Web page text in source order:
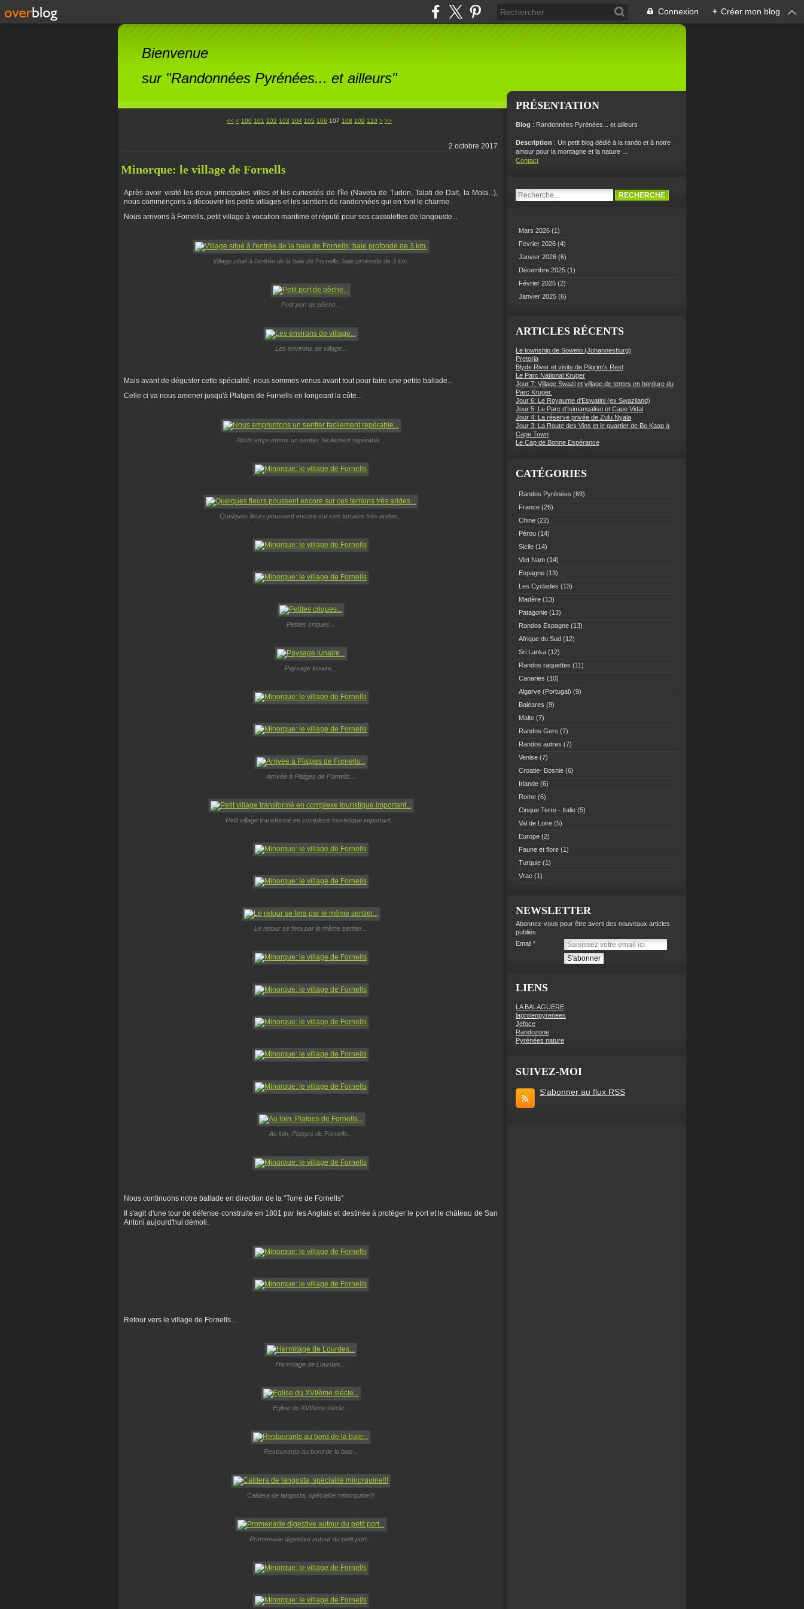
Connexion + Créer mon blog
Bienvenue
sur "Randonnées Pyrénées... et ailleurs"
<< < 100 101 102 103 104 105 106 107 108 109 110 120
130
140
150
160
170
180
190
200
300
> >>
2 octobre 2017
Minorque: le village de Fornells
Après avoir visité les deux principales villes et les curiosités de l'île (Naveta de Tudon, Talati de Dalt, la Mola...),
nous commençons à découvrir les petits villages et les sentiers de randonnées qui en font le charme .
Nous arrivons à Fornells, petit village à vocation maritime et réputé pour ses cassolettes de langouste...
Village situé à l'entrée de la baie de Fornells; baie profonde de 3 km.
Petit port de pêche...
Les environs de village...
Mais avant de déguster cette spécialité, nous sommes venus avant tout pour faire une petite ballade...
Celle ci va nous amener jusqu'à Platges de Fornells en longeant la côte...
Nous empruntons un sentier facilement repérable...
Quelques fleurs poussent encore sur ces terrains très arides...
Petites criques...
Paysage lunaire...
Arrivée à Platges de Fornells...
Petit village transformé en complexe touristique important...
Le retour se fera par le même sentier...
Au loin, Platges de Fornells...
Nous continuons notre ballade en direction de la "Torre de Fornells"
Il s'agit d'une tour de défense construite en 1801 par les Anglais et destinée à protéger le port et le château de San
Antoni aujourd'hui démoli.
Retour vers le village de Fornells...
Hermitage de Lourdes...
Eglise du XVIIème siécle...
Restaurants au bord de la baie...
Caldera de langosta, spécialité minorquine!!!
Promenade digestive autour du petit port...
PRÉSENTATION
Blog : Randonnées Pyrénées... et ailleurs
Description : Un petit blog dédié à la rando et à notre
amour pour la montagne et la nature ...
Contact
Mars 2026 (1)
Février 2026 (4)
Janvier 2026 (6)
Décembre 2025 (1)
Février 2025 (2)
Janvier 2025 (6)
ARTICLES RÉCENTS
Le township de Soweto (Johannesburg)
Pretoria
Blyde River et visite de Pilgrim's Rest
Le Parc National Kruger
Jour 7: Village Swazi et village de tentes en bordure du
Parc Kruger.
Jour 6: Le Royaume d'Eswatini (ex Swaziland)
Jour 5: Le Parc d'Isimangaliso et Cape Vidal
Jour 4: La réserve privée de Zulu Nyala
Jour 3: La Route des Vins et le quartier de Bo Kaap à
Cape Town
Le Cap de Bonne Espérance
CATÉGORIES
Randos Pyrénées (69)
France (26)
Chine (22)
Pérou (14)
Sicile (14)
Viet Nam (14)
Espagne (13)
Les Cyclades (13)
Madère (13)
Patagonie (13)
Randos Espagne (13)
Afrique du Sud (12)
Sri Lanka (12)
Randos raquettes (11)
Canaries (10)
Algarve (Portugal) (9)
Baléares (9)
Malte (7)
Randos Gers (7)
Randos autres (7)
Venise (7)
Croatie- Bosnie (6)
Irlande (6)
Rome (6)
Cinque Terre - Italie (5)
Val de Loire (5)
Europe (2)
Faune et flore (1)
Turquie (1)
Vrac (1)
NEWSLETTER
Abonnez-vous pour être averti des nouveaux articles
publiés.
Email
LIENS
LA BALAGUERE
lagrolenpyrenees
Jefoce
Randozone
Pyrénées nature
SUIVEZ-MOI
S'abonner au flux RSS